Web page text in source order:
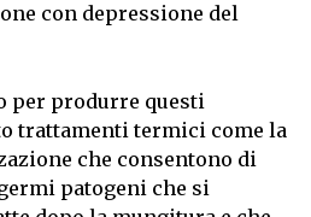
con depressione del
per produrre questi
trattamenti termici come la
che consentono di
patogeni che si